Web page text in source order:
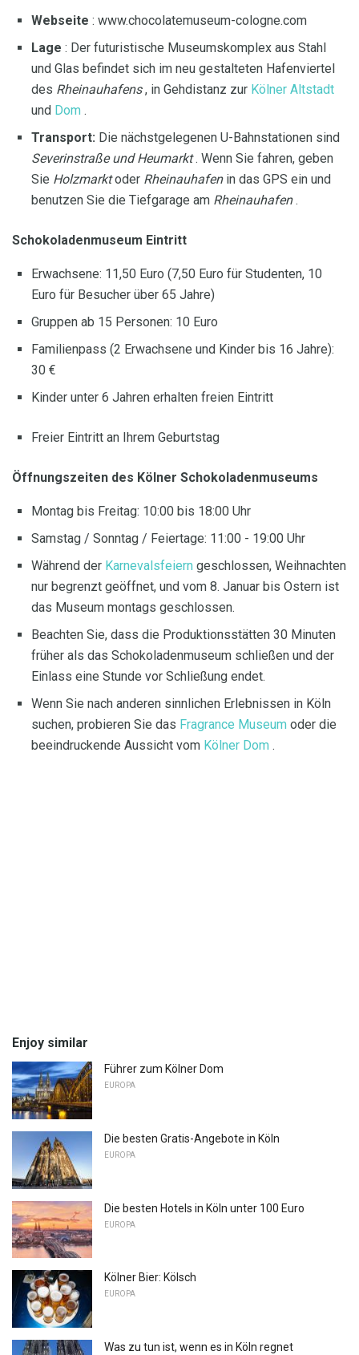
Webseite : www.chocolatemuseum-cologne.com
Lage : Der futuristische Museumskomplex aus Stahl
und Glas befindet sich im neu gestalteten Hafenviertel
des Rheinauhafens, in Gehdistanz zur Kölner Altstadt
und Dom .
Transport: Die nächstgelegenen U-Bahnstationen sind
Severinstraße und Heumarkt. Wenn Sie fahren, geben
Sie Holzmarktoder Rheinauhafenin das GPS ein und
benutzen Sie die Tiefgarage am Rheinauhafen.
Schokoladenmuseum Eintritt
Erwachsene: 11,50 Euro (7,50 Euro für Studenten, 10
Euro für Besucher über 65 Jahre)
Gruppen ab 15 Personen: 10 Euro
Familienpass (2 Erwachsene und Kinder bis 16 Jahre):
30 €
Kinder unter 6 Jahren erhalten freien Eintritt
Freier Eintritt an Ihrem Geburtstag
Öffnungszeiten des Kölner Schokoladenmuseums
Montag bis Freitag: 10:00 bis 18:00 Uhr
Samstag / Sonntag / Feiertage: 11:00 - 19:00 Uhr
Während der Karnevalsfeiern geschlossen, Weihnachten
nur begrenzt geöffnet, und vom 8. Januar bis Ostern ist
das Museum montags geschlossen.
Beachten Sie, dass die Produktionsstätten 30 Minuten
früher als das Schokoladenmuseum schließen und der
Einlass eine Stunde vor Schließung endet.
Wenn Sie nach anderen sinnlichen Erlebnissen in Köln
suchen, probieren Sie das Fragrance Museum oder die
beeindruckende Aussicht vom Kölner Dom .
Enjoy similar
Führer zum Kölner Dom
EUROPA
Die besten Gratis-Angebote in Köln
EUROPA
Die besten Hotels in Köln unter 100 Euro
EUROPA
Kölner Bier: Kölsch
EUROPA
Was zu tun ist, wenn es in Köln regnet